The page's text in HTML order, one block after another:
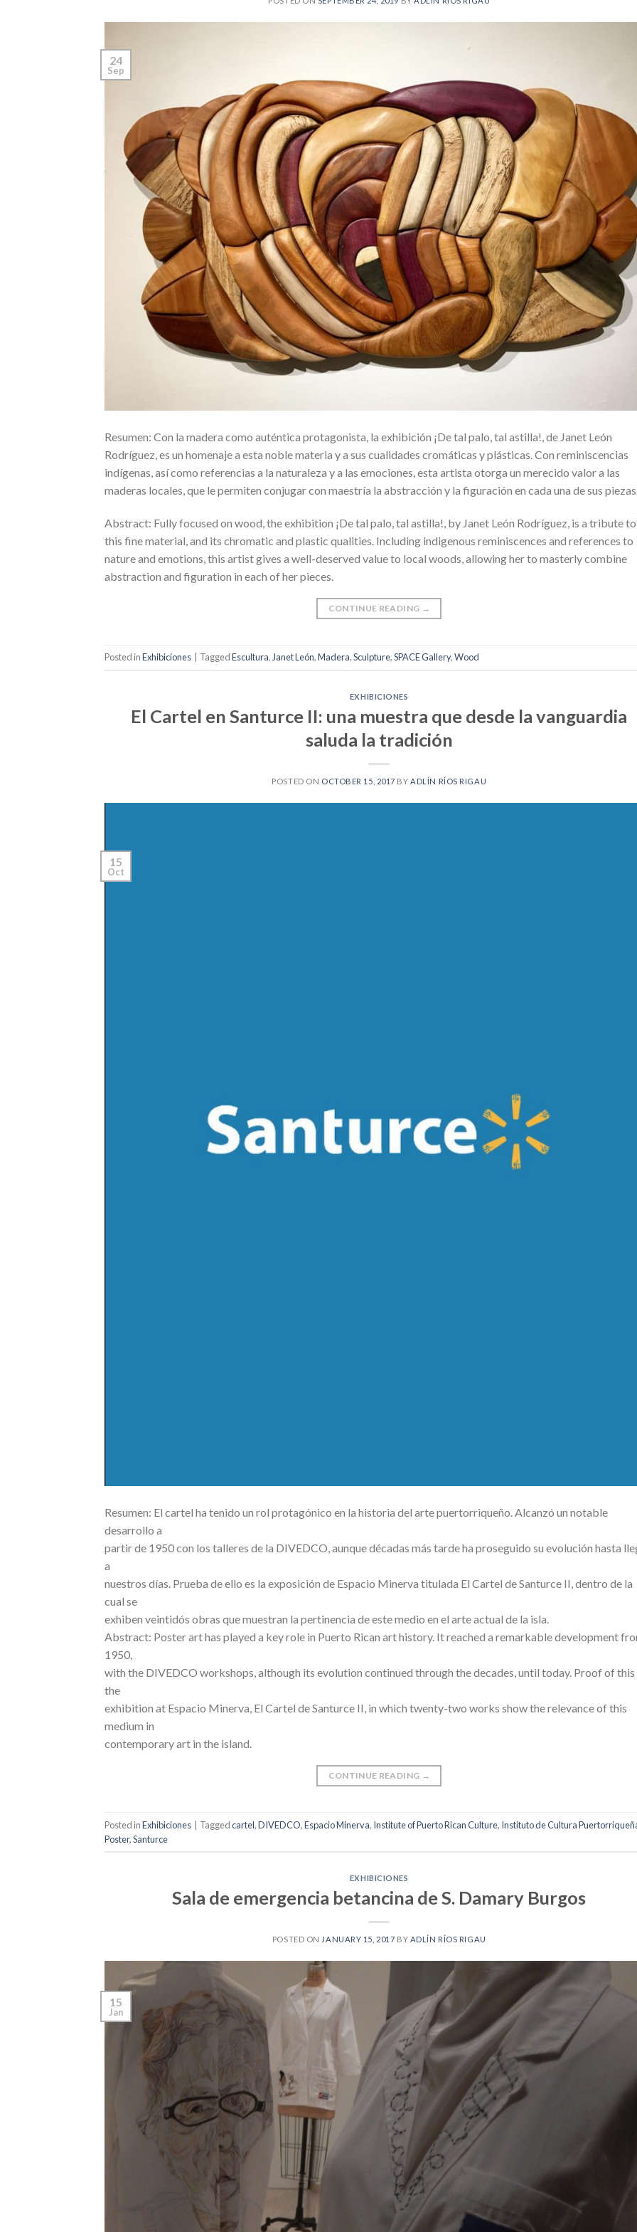
24
Sep
Resumen: Con la madera como auténtica protagonista, la exhibición ¡De tal palo, tal astilla!, de Janet León
Rodríguez, es un homenaje a esta noble materia y a sus cualidades cromáticas y plásticas. Con reminiscencias
indígenas, así como referencias a la naturaleza y a las emociones, esta artista otorga un merecido valor a las
maderas locales, que le permiten conjugar con maestría la abstracción y la figuración en cada una de sus
Abstract: Fully focused on wood, the exhibition ¡De tal palo, tal astilla!, by Janet León Rodríguez, is a tribute to
this fine material, and its chromatic and plastic qualities. Including indigenous reminiscences and references to
nature and emotions, this artist gives a well-deserved value to local woods, allowing her to masterly combine
abstraction and figuration in each of her pieces.
CONTINUE READING →
Posted inExhibiciones TaggedEscultura,Janet León,Madera,Sculpture,SPACE Gallery,Wood
EXHIBICIONES
El Cartel en Santurce II: una muestra que desde la vanguardia
saluda la tradición
POSTED ON OCTOBER 15, 2017 BYADLÍN RÍOS RIGAU
15
Oct
Resumen: El cartel ha tenido un rol protagónico en la historia del arte puertorriqueño. Alcanzó un notable
desarrollo a
partir de 1950 con los talleres de la DIVEDCO, aunque décadas más tarde ha proseguido su evolución hasta
a
nuestros días. Prueba de ello es la exposición de Espacio Minerva titulada El Cartel de Santurce II, dentro de la
cual se
exhiben veintidós obras que muestran la pertinencia de este medio en el arte actual de la isla.
Abstract: Poster art has played a key role in Puerto Rican art history. It reached a remarkable development
1950,
with the DIVEDCO workshops, although its evolution continued through the decades, until today. Proof of this
the
exhibition at Espacio Minerva, El Cartel de Santurce II, in which twenty-two works show the relevance of this
medium in
contemporary art in the island.
CONTINUE READING →
Posted inExhibiciones | Taggedcartel,DIVEDCO,Espacio Minerva, Institute of Puerto Rican Culture, Instituto de Cultura
Poster,Santurce
EXHIBICIONES
Sala de emergencia betancina de S. Damary Burgos
POSTED ON JANUARY 15, 2017 BY ADLÍN RÍOS RIGAU
15
Jan